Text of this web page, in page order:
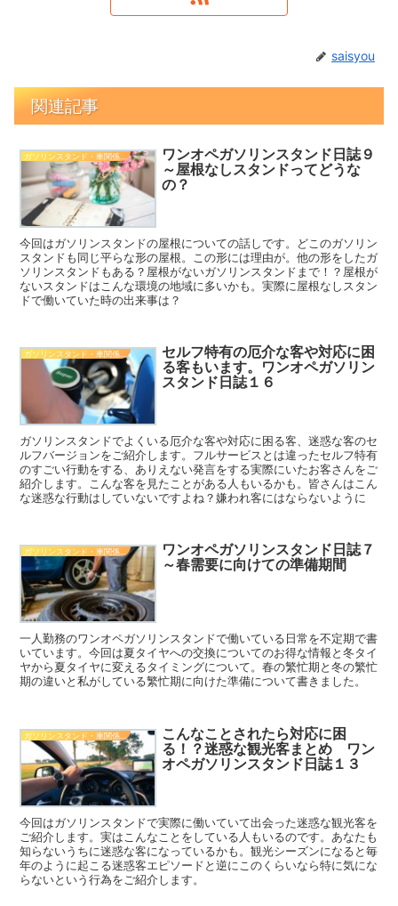
saisyou
関連記事
ワンオペガソリンスタンド日誌９
～屋根なしスタンドってどうな
の？
今回はガソリンスタンドの屋根についての話しです。どこのガソリン
スタンドも同じ平らな形の屋根。この形には理由が。他の形をしたガ
ソリンスタンドもある？屋根がないガソリンスタンドまで！？屋根が
ないスタンドはこんな環境の地域に多いかも。実際に屋根なしスタン
ドで働いていた時の出来事は？
セルフ特有の厄介な客や対応に困
る客もいます。ワンオペガソリン
スタンド日誌１６
ガソリンスタンドでよくいる厄介な客や対応に困る客、迷惑な客のセ
ルフバージョンをご紹介します。フルサービスとは違ったセルフ特有
のすごい行動をする、ありえない発言をする実際にいたお客さんをご
紹介します。こんな客を見たことがある人もいるかも。皆さんはこん
な迷惑な行動はしていないですよね？嫌われ客にはならないように
ガソリンスタンド・車関係知識
ワンオペガソリンスタンド日誌７
～春需要に向けての準備期間
一人勤務のワンオペガソリンスタンドで働いている日常を不定期で書
いています。今回は夏タイヤへの交換についてのお得な情報と冬タイ
ヤから夏タイヤに変えるタイミングについて。春の繁忙期と冬の繁忙
期の違いと私がしている繁忙期に向けた準備について書きました。
こんなことされたら対応に困
る！？迷惑な観光客まとめ ワン
オペガソリンスタンド日誌１３
今回はガソリンスタンドで実際に働いていて出会った迷惑な観光客を
ご紹介します。実はこんなことをしている人もいるのです。あなたも
知らないうちに迷惑な客になっているかも。観光シーズンになると毎
年のように起こる迷惑客エピソードと逆にこのくらいなら特に気にな
らないという行為をご紹介します。